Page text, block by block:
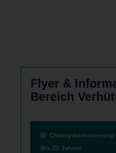
Flyer &
Bereich
Chlamydienscreening
Bis 25 Jahren